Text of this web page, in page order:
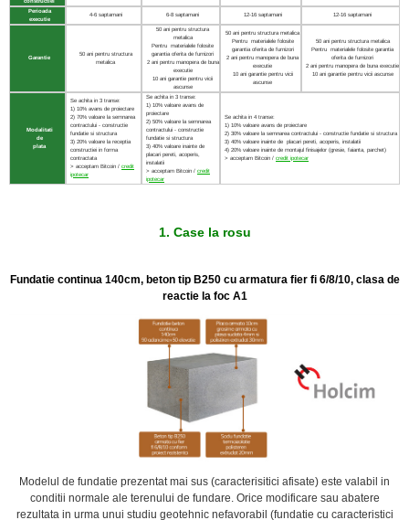
constructiei
Perioada
executie
4-6 saptamani 6-8 saptamani 12-16 saptamani 12-16 saptamani
Garantie
50 ani pentru structura
metalica
50 ani pentru structura
metalica
Pentru materialele folosite
garantia oferita de furnizori
2 ani pentru manopera de buna
executie
10 ani garantie pentru vicii
ascunse
50 ani pentru structura metalica
Pentru materialele folosite
garantia oferita de furnizori
2 ani pentru manopera de buna
executie
10 ani garantie pentru vicii
ascunse
50 ani pentru structura metalica
Pentru materialele folosite garantia
oferita de furnizori
2 ani pentru manopera de buna executie
10 ani garantie pentru vicii ascunse
Modalitati
de
plata
Se achita in 3 transe:
1) 10% avans de proiectare
2) 70% valoare la semnarea
contractului - constructie
fundatie si structura
3) 20% valoare la receptia
constructiei in forma
contractata
> acceptam Bitcoin / credit
ipotecar
Se achita in 3 transe:
1) 10% valoare avans de
proiectare
2) 50% valoare la semnarea
contractului - constructie
fundatie si structura
3) 40% valoare inainte de
placari pereti, acoperis,
instalatii
> acceptam Bitcoin / credit
ipotecar
Se achita in 4 transe:
1) 10% valoare avans de proiectare
2) 30% valoare la semnarea contractului - constructie fundatie si structura
3) 40% valoare inainte de placari pereti, acoperis, instalatii
4) 20% valoare inainte de montajul finisajelor (gresie, faianta, parchet)
> acceptam Bitcoin / credit ipotecar
1. Case la rosu
Fundatie continua 140cm, beton tip B250 cu armatura fier fi 6/8/10, clasa de
reactie la foc A1
Modelul de fundatie prezentat mai sus (caracterisitici afisate) este valabil in
conditii normale ale terenului de fundare. Orice modificare sau abatere
rezultata in urma unui studiu geotehnic nefavorabil (fundatie cu caracteristici